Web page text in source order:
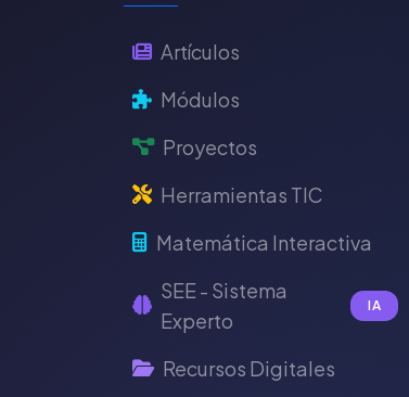
Artículos
Módulos
Proyectos
Herramientas TIC
Matemática Interactiva
SEE - Sistema
Experto
IA
Recursos Digitales